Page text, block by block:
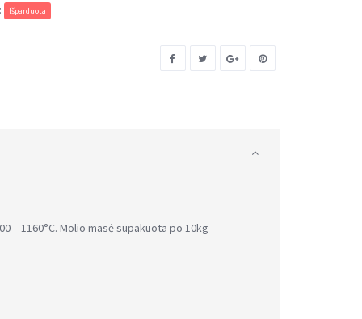
Išparduota
– 1160°C. Molio masė supakuota po 10kg